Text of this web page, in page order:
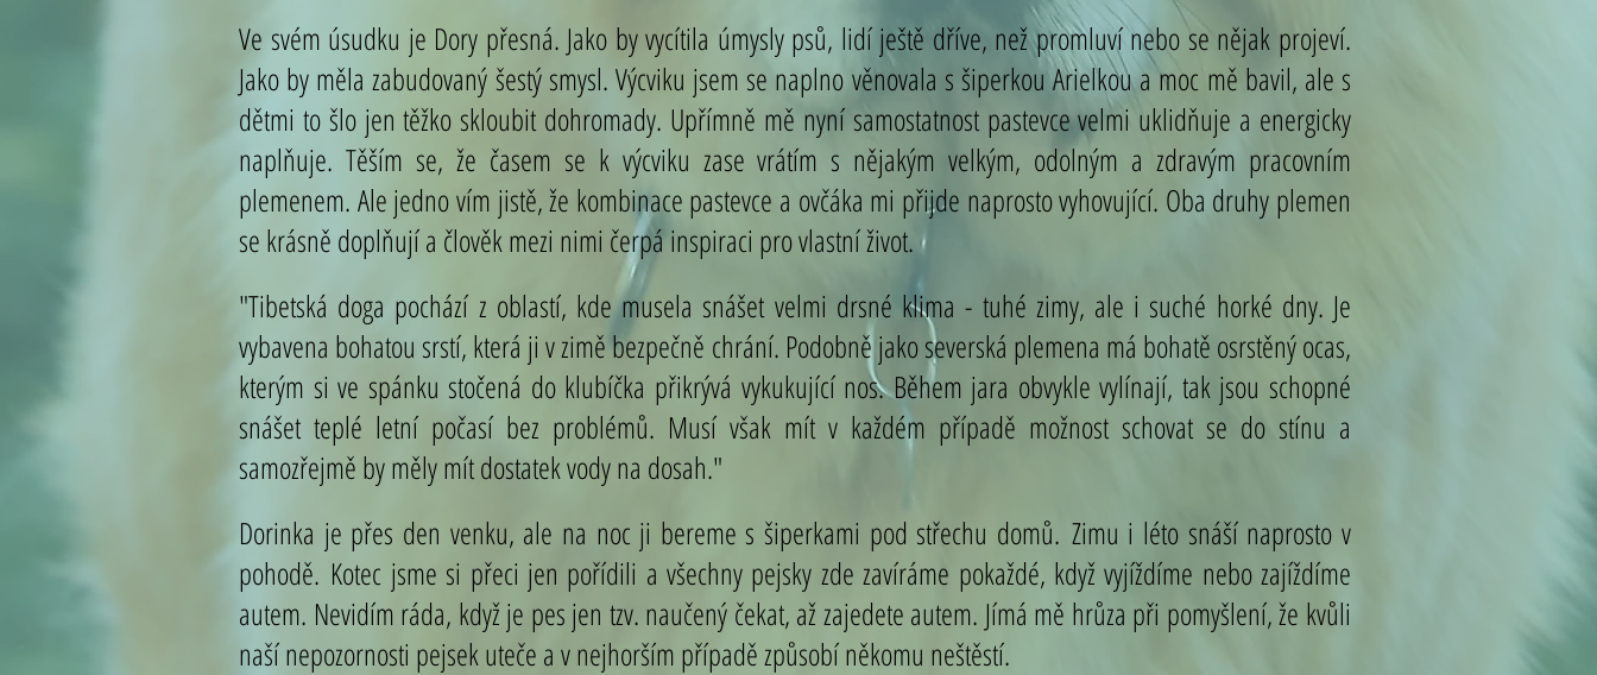
Ve svém úsudku je Dory přesná. Jako by vycítila úmysly psů, lidí ještě dříve, než promluví nebo se nějak projeví.
Jako by měla zabudovaný šestý smysl. Výcviku jsem se naplno věnovala s šiperkou Arielkou a moc mě bavil, ale s
dětmi to šlo jen těžko skloubit dohromady. Upřímně mě nyní samostatnost pastevce velmi uklidňuje a energicky
naplňuje. Těším se, že časem se k výcviku zase vrátím s nějakým velkým, odolným a zdravým pracovním
plemenem. Ale jedno vím jistě, že kombinace pastevce a ovčáka mi přijde naprosto vyhovující. Oba druhy plemen
se krásně doplňují a člověk mezi nimi čerpá inspiraci pro vlastní život.
"Tibetská doga pochází z oblastí, kde musela snášet velmi drsné klima - tuhé zimy, ale i suché horké dny. Je
vybavena bohatou srstí, která ji v zimě bezpečně chrání. Podobně jako severská plemena má bohatě osrstěný ocas,
kterým si ve spánku stočená do klubíčka přikrývá vykukující nos. Během jara obvykle vylínají, tak jsou schopné
snášet teplé letní počasí bez problémů. Musí však mít v každém případě možnost schovat se do stínu a
samozřejmě by měly mít dostatek vody na dosah."
Dorinka je přes den venku, ale na noc ji bereme s šiperkami pod střechu domů. Zimu i léto snáší naprosto v
pohodě. Kotec jsme si přeci jen pořídili a všechny pejsky zde zavíráme pokaždé, když vyjíždíme nebo zajíždíme
autem. Nevidím ráda, když je pes jen tzv. naučený čekat, až zajedete autem. Jímá mě hrůza při pomyšlení, že kvůli
naší nepozornosti pejsek uteče a v nejhorším případě způsobí někomu neštěstí.